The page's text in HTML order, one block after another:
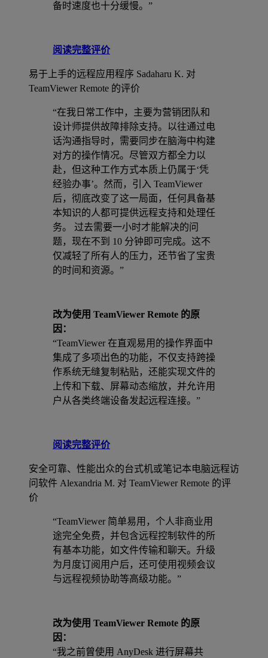
备时速度也十分缓慢。”
阅读完整评价
易于上手的远程应用程序 Sadaharu K. 对
TeamViewer Remote 的评价
“在我日常工作中，主要为营销团队和
设计师提供故障排除支持。以往通过电
话沟通指导时，需要同步在脑海中构建
对方的操作情况。尽管双方都全力以
赴，但这种工作方式本质上仍属于‘凭
经验办事’。然而，引入 TeamViewer
后，彻底改变了这一局面，任何具备基
本知识的人都可提供远程支持和处理任
务。 过去需要一小时才能解决的问
题，现在不到 10 分钟即可完成。这不
仅减轻了所有人的压力，还节省了宝贵
的时间和资源。”
改为使用 TeamViewer Remote 的原
因：
“TeamViewer 在直观易用的操作界面中
集成了多项出色的功能，不仅支持跨操
作系统无缝复制粘贴，还能实现文件的
上传和下载、屏幕动态缩放，并允许用
户从各类终端设备发起远程连接。”
阅读完整评价
安全可靠、性能出众的台式机或笔记本电脑远程访
问软件 Alexandria M. 对 TeamViewer Remote 的评
价
“TeamViewer 简单易用，个人非商业用
途完全免费，并包含远程控制软件的所
有基本功能，如文件传输和聊天。升级
为月度订阅用户后，还可使用视频会议
与远程视频协助等高级功能。”
改为使用 TeamViewer Remote 的原
因：
“我之前曾使用 AnyDesk 进行屏幕共